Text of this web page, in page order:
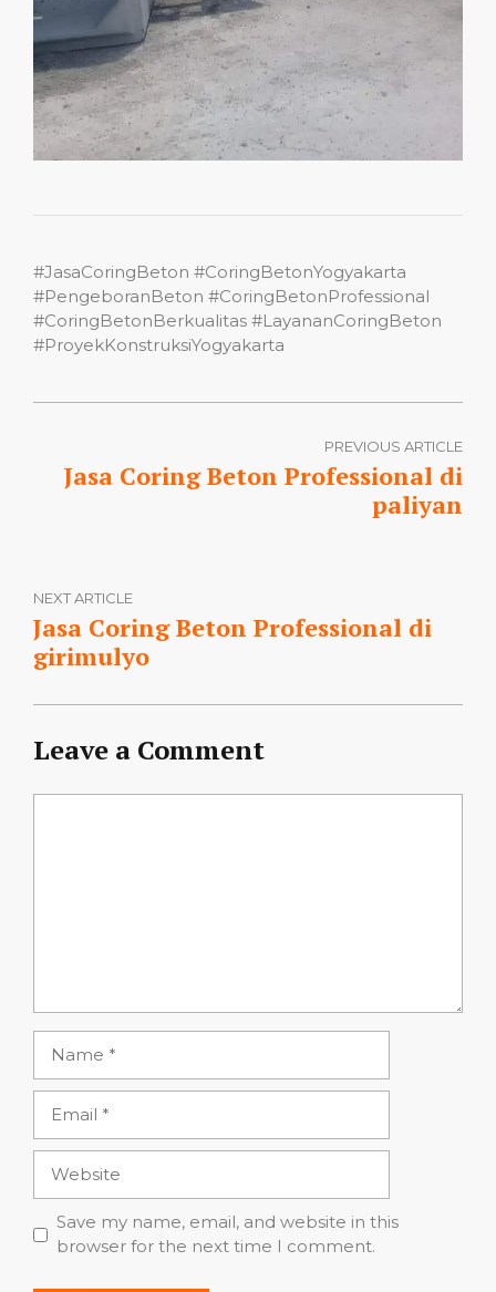
#JasaCoringBeton #CoringBetonYogyakarta
#PengeboranBeton #CoringBetonProfessional
#CoringBetonBerkualitas #LayananCoringBeton
#ProyekKonstruksiYogyakarta
PREVIOUS ARTICLE
Jasa Coring Beton Professional di
paliyan
NEXT ARTICLE
Jasa Coring Beton Professional di
girimulyo
Leave a Comment
Save my name, email, and website in this
browser for the next time I comment.